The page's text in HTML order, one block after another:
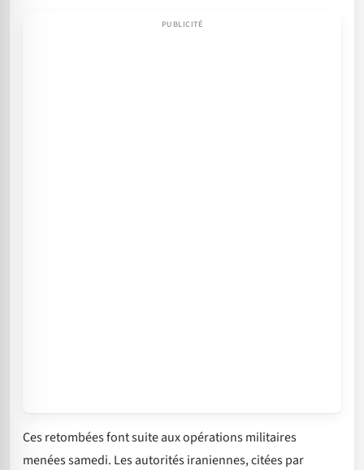
Ces retombées font suite aux opérations militaires
menées samedi. Les autorités iraniennes, citées par